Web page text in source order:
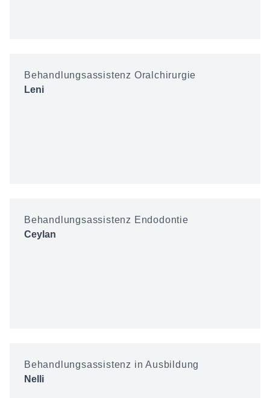
Behandlungsassistenz Oralchirurgie
Leni
Behandlungsassistenz Endodontie
Ceylan
Behandlungsassistenz in Ausbildung
Nelli